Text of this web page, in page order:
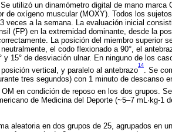
utilizó un dinamómetro digital de mano marca
de oxígeno muscular (MOXY). Todos los
veces a la semana. La evaluación inicial
(FP) en la extremidad dominante, desde la
La posición del miembro superior
el codo flexionado a 90°, el
15° de desviación ulnar. En ninguno de los
vertical, y paralelo al antebrazo
14
. Se
tres segundos) con 1 minuto de descanso
en condición de reposo en los dos grupos.
de Medicina del Deporte (~5–7 mL·kg-1
aleatoria en dos grupos de 25, agrupados en